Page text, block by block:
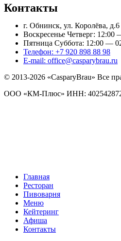
Контакты
г. Обнинск, ул. Королёва, д.6
Воскресенье Четверг: 12:00
Пятница Суббота: 12:00 —
Телефон: +7 920 898 88 98
E-mail: office@casparybrau.ru
© 2013-2026 «СasparyBrau» Все
ООО «КМ-Плюс» ИНН:
Главная
Ресторан
Пивоварня
Меню
Кейтеринг
Афиша
Контакты